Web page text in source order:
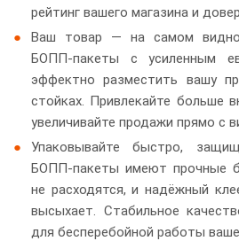
рейтинг вашего магазина и
Ваш товар — на самом
БОПП-пакеты с усиленным
эффектно разместить вашу
стойках. Привлекайте больше
увеличивайте продажи прямо с
Упаковывайте быстро,
БОПП-пакеты имеют прочные
не расходятся, и надёжный
высыхает. Стабильное
для бесперебойной работы